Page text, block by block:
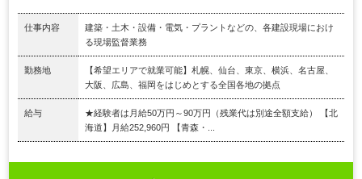
仕事内容
建築・土木・設備・電気・プラントなどの、各建設現場におけ
る現場監督業務
勤務地
【希望エリアで就業可能】札幌、仙台、東京、横浜、名古屋、
大阪、広島、福岡をはじめとする全国各地の拠点
給与
★経験者は月給50万円～90万円（残業代は別途全額支給） 【北
海道】月給252,960円 【青森・...